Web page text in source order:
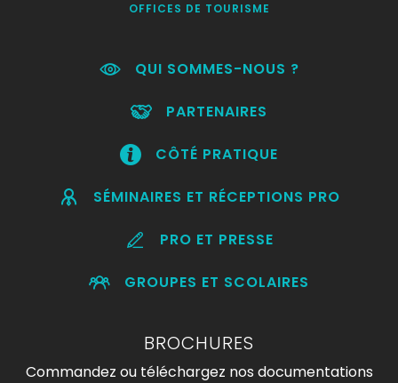
OFFICES DE TOURISME
QUI SOMMES-NOUS ?
PARTENAIRES
CÔTÉ PRATIQUE
SÉMINAIRES ET RÉCEPTIONS PRO
PRO ET PRESSE
GROUPES ET SCOLAIRES
BROCHURES
Commandez ou téléchargez nos documentations